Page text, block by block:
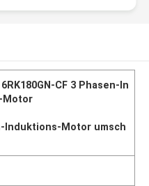
CF 3 Phasen-In
Motor
Induktions-Motor umsch